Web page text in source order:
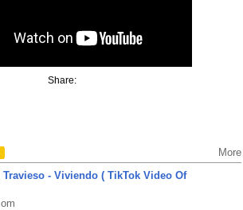
Share:
More
Travieso - Viviendo ( TikTok Video Of